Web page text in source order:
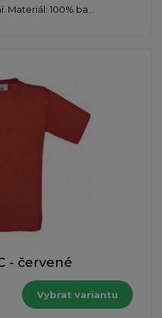
100% ba...
- červené
Vybrat variantu